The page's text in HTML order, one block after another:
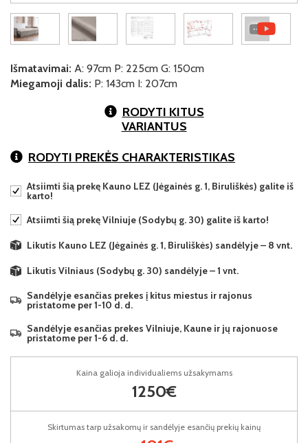
Išmatavimai: A: 97cm P: 225cm G: 150cm
Miegamoji dalis: P: 143cm I: 207cm
RODYTI KITUS
VARIANTUS
RODYTI PREKĖS CHARAKTERISTIKAS
Atsiimti šią prekę Kauno LEZ (Jėgainės g. 1, Biruliškės) galite iš
karto!
Atsiimti šią prekę Vilniuje (Sodybų g. 30) galite iš karto!
Likutis Kauno LEZ (Jėgainės g. 1, Biruliškės) sandėlyje – 8 vnt.
Likutis Vilniaus (Sodybų g. 30) sandėlyje – 1 vnt.
Sandėlyje esančias prekes į kitus miestus ir rajonus
pristatome per 1-10 d. d.
Sandėlyje esančias prekes Vilniuje, Kaune ir jų rajonuose
pristatome per 1-6 d. d.
Kaina galioja individualiems užsakymams
1250€
Skirtumas tarp užsakomų ir sandėlyje esančių prekių kainų